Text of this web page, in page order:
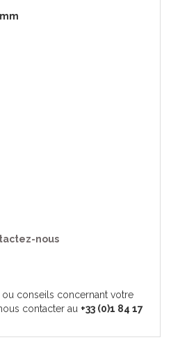
nous
conseils concernant votre
contacter au +33 (0)1 84 17